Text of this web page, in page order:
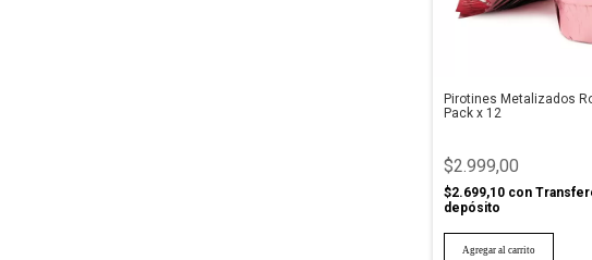
Pirotines Metalizados
Pack x 12
$2.999,00
$2.699,10 con
depósito